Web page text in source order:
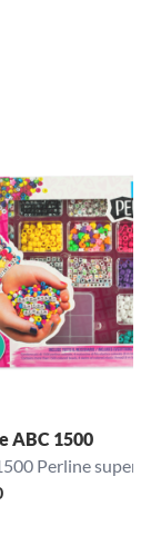
ABC 1500
Perline super